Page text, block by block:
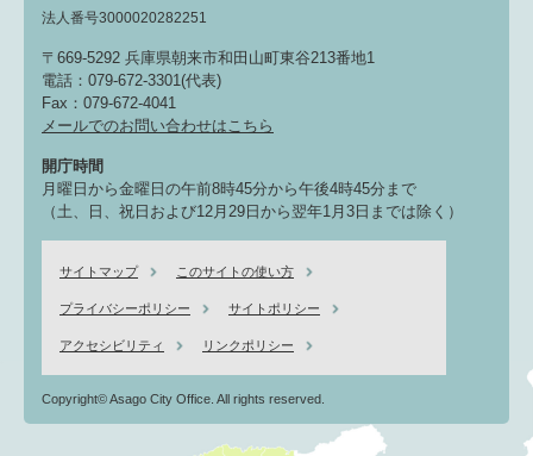
法人番号3000020282251
〒669-5292 兵庫県朝来市和田山町東谷213番地1
電話：079-672-3301(代表)
Fax：079-672-4041
メールでのお問い合わせはこちら
開庁時間
月曜日から金曜日の午前8時45分から午後4時45分まで
（土、日、祝日および12月29日から翌年1月3日までは除く）
サイトマップ このサイトの使い方
プライバシーポリシー サイトポリシー
アクセシビリティ リンクポリシー
Copyright© Asago City Office. All rights reserved.